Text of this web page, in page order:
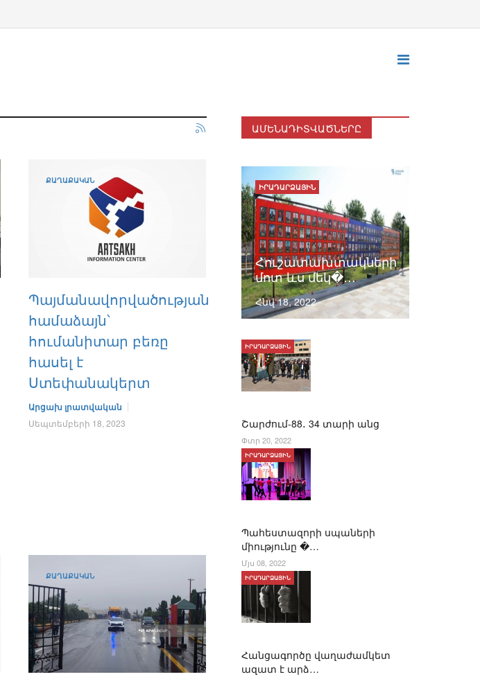
ՔԱՂԱՔԱԿԱՆ
Պայմանավորվածության
համաձայն՝
հումանիտար բեռը
հասել է
Ստեփանակերտ
Արցախ լրատվական
Սեպտեմբերի 18, 2023
ՔԱՂԱՔԱԿԱՆ
ԱՄԵՆԱԴԻՏՎԱԾՆԵՐԸ
Հուշատախտակների
մոտ ևս մեկ�…
Հնվ 18, 2022
ԻՐԱԴԱՐՁԱՅԻՆ
Շարժում-88․ 34 տարի անց
ԻՐԱԴԱՐՁԱՅԻՆ
Փտր 20, 2022
Պահեստազորի սպաների
միությունը �…
ԻՐԱԴԱՐՁԱՅԻՆ
Մյս 08, 2022
Հանցագործը վաղաժամկետ
ազատ է արձ…
ԻՐԱԴԱՐՁԱՅԻՆ